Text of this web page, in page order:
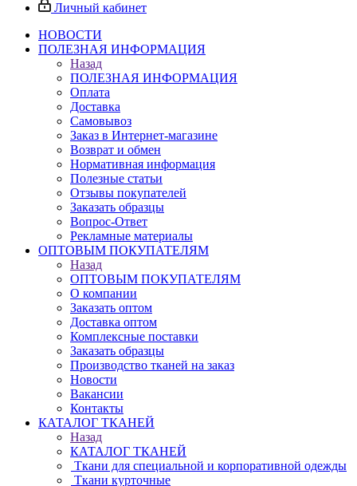
Личный кабинет
НОВОСТИ
ПОЛЕЗНАЯ ИНФОРМАЦИЯ
Назад
ПОЛЕЗНАЯ ИНФОРМАЦИЯ
Оплата
Доставка
Самовывоз
Заказ в Интернет-магазине
Возврат и обмен
Нормативная информация
Полезные статьи
Отзывы покупателей
Заказать образцы
Вопрос-Ответ
Рекламные материалы
ОПТОВЫМ ПОКУПАТЕЛЯМ
Назад
ОПТОВЫМ ПОКУПАТЕЛЯМ
О компании
Заказать оптом
Доставка оптом
Комплексные поставки
Заказать образцы
Производство тканей на заказ
Новости
Вакансии
Контакты
КАТАЛОГ ТКАНЕЙ
Назад
КАТАЛОГ ТКАНЕЙ
Ткани для специальной и корпоративной одежды
Ткани курточные